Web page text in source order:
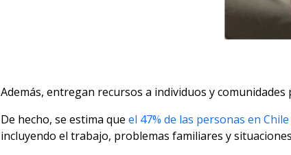
Además, entregan recursos a individuos y
De hecho, se estima que el 47% de las personas en
incluyendo el trabajo, problemas familiares y